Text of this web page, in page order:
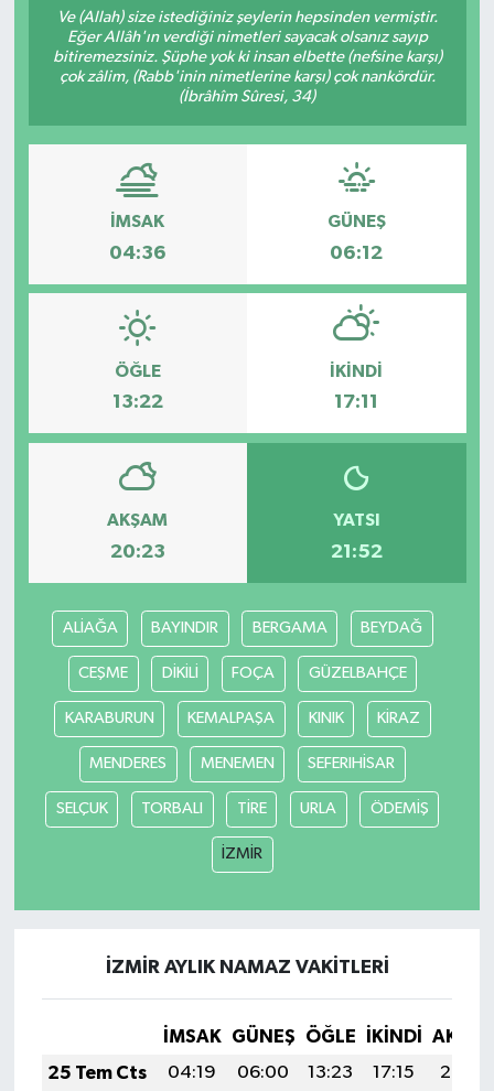
Ve (Allah) size istediğiniz şeylerin hepsinden vermiştir.
Eğer Allâh'ın verdiği nimetleri sayacak olsanız sayıp
bitiremezsiniz. Şüphe yok ki insan elbette (nefsine karşı)
çok zâlim, (Rabb'inin nimetlerine karşı) çok nankördür.
(İbrâhîm Sûresi, 34)
İMSAK
04:36
GÜNEŞ
06:12
ÖĞLE
13:22
İKINDI
17:11
AKŞAM
20:23
YATSI
21:52
ALİAĞA BAYINDIR BERGAMA BEYDAĞ
CEŞME DİKİLİ FOÇA GÜZELBAHÇE
KARABURUN KEMALPAŞA KINIK KİRAZ
MENDERES MENEMEN SEFERIHİSAR
SELÇUK TORBALI TİRE URLA ÖDEMİŞ
İZMİR
İZMİR AYLIK NAMAZ VAKITLERI
İMSAK GÜNEŞ ÖĞLE İKINDI
25 Tem Cts
04:19 06:00 13:23 17:15
20:36
Resmi İlanlar